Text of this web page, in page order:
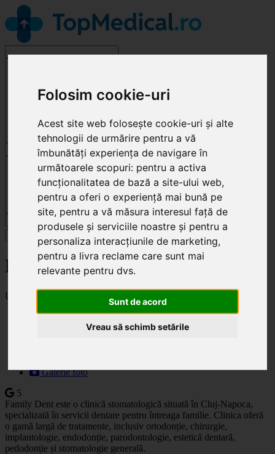
Folosim cookie-uri
Acest site web folosește cookie-uri și alte
tehnologii de urmărire pentru a vă
îmbunătăți experiența de navigare în
următoarele scopuri: pentru a activa
funcționalitatea de bază a site-ului web,
pentru a oferi o experiență mai bună pe
site, pentru a vă măsura interesul față de
produsele și serviciile noastre și pentru a
personaliza interacțiunile de marketing,
pentru a livra reclame care sunt mai
relevante pentru dvs.
Sunt de acord
Vreau să schimb setările
Specialități
Family Dent
Ultima actualizare: 16.05.2025
Descriere
Galerie foto
5
Family Dent este o clinică stomatologică situată în Cluj-Napoca,
specializată în servicii dentare pentru întreaga familie. Clinica oferă
o gamă largă de tratamente, inclusiv ortodonție, chirurgie,
implantologie, endodonție, parodontologie, estetică dentară,
pedodonție și stomatologie generală.